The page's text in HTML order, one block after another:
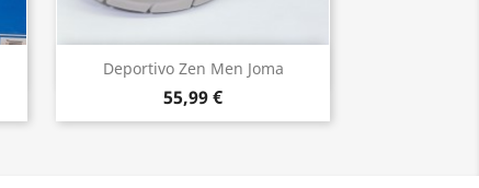
Deportivo Zen Men Joma
55,99 €
Vista rápida